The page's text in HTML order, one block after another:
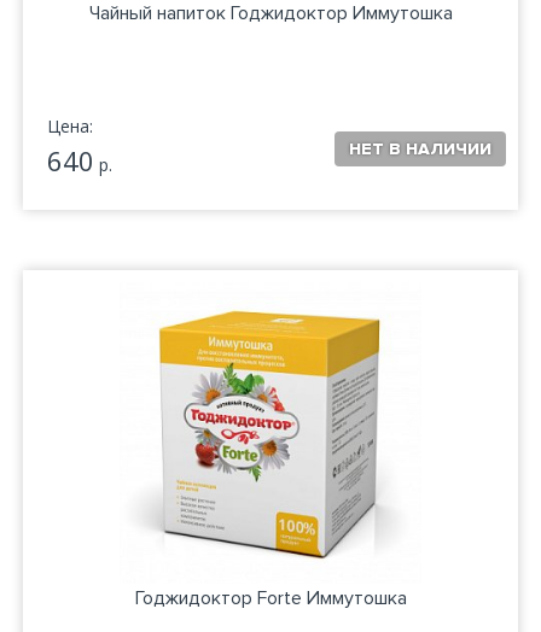
Чайный напиток Годжидоктор Иммутошка
Цена:
640 р.
Годжидоктор Forte Иммутошка